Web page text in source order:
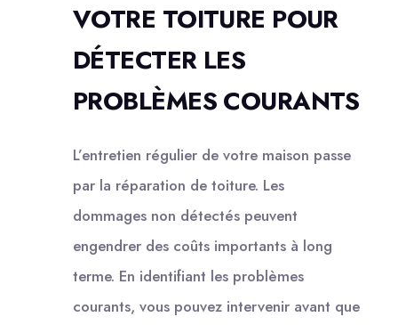
VOTRE TOITURE POUR
DÉTECTER LES
PROBLÈMES COURANTS
L’entretien régulier de votre maison passe
par la réparation de toiture. Les
dommages non détectés peuvent
engendrer des coûts importants à long
terme. En identifiant les problèmes
courants, vous pouvez intervenir avant que